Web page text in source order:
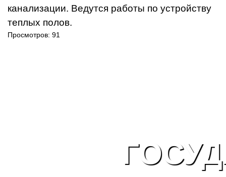
канализации. Ведутся работы по устройству
теплых полов.
Просмотров: 91